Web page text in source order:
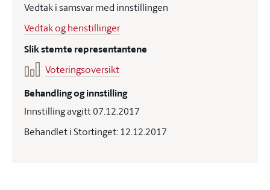
Vedtak i samsvar med innstillingen
Vedtak og henstillinger
Slik stemte representantene
Voteringsoversikt
Behandling og innstilling
Innstilling avgitt 07.12.2017
Behandlet i Stortinget: 12.12.2017